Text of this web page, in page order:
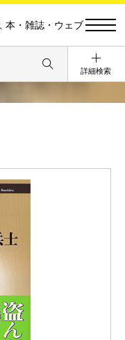
本・雑誌・ウェブ
詳細検索